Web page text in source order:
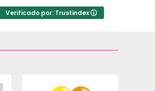
Verificado por: Trustindex